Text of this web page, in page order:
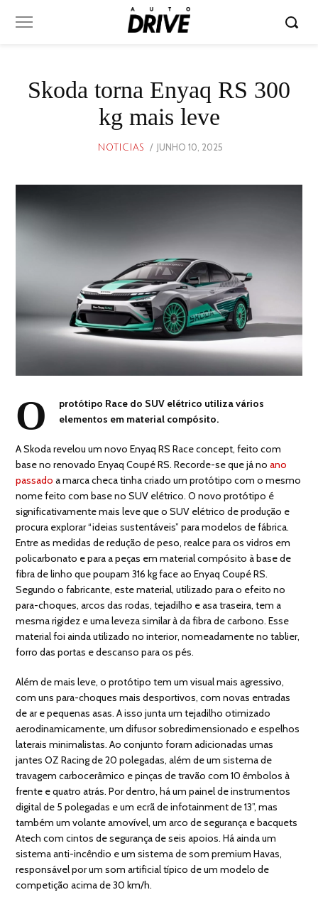
Skoda torna Enyaq RS 300
kg mais leve
NOTICIAS
POSTED
JUNHO 10, 2025
O
protótipo Race do SUV elétrico utiliza vários
elementos em material compósito.
A Skoda revelou um novo Enyaq RS Race concept, feito com
base no renovado Enyaq Coupé RS. Recorde-se que já noano
passado a marca checa tinha criado um protótipo com o mesmo
nome feito com base no SUV elétrico. O novo protótipo é
significativamente mais leve que o SUV elétrico de produção e
procura explorar “ideias sustentáveis” para modelos de fábrica.
Entre as medidas de redução de peso, realce para os vidros em
policarbonato e para a peças em material compósito à base de
fibra de linho que poupam 316 kg face ao Enyaq Coupé RS.
Segundo o fabricante, este material, utilizado para o efeito no
para-choques, arcos das rodas, tejadilho e asa traseira, tem a
mesma rigidez e uma leveza similar à da fibra de carbono. Esse
material foi ainda utilizado no interior, nomeadamente no tablier,
forro das portas e descanso para os pés.
Além de mais leve, o protótipo tem um visual mais agressivo,
com uns para-choques mais desportivos, com novas entradas
de ar e pequenas asas. A isso junta um tejadilho otimizado
aerodinamicamente, um difusor sobredimensionado e espelhos
laterais minimalistas. Ao conjunto foram adicionadas umas
jantes OZ Racing de 20 polegadas, além de um sistema de
travagem carbocerâmico e pinças de travão com 10 êmbolos à
frente e quatro atrás. Por dentro, há um painel de instrumentos
digital de 5 polegadas e um ecrã de infotainment de 13”, mas
também um volante amovível, um arco de segurança e bacquets
Atech com cintos de segurança de seis apoios. Há ainda um
sistema anti-incêndio e um sistema de som premium Havas,
responsável por um som artificial típico de um modelo de
competição acima de 30 km/h.